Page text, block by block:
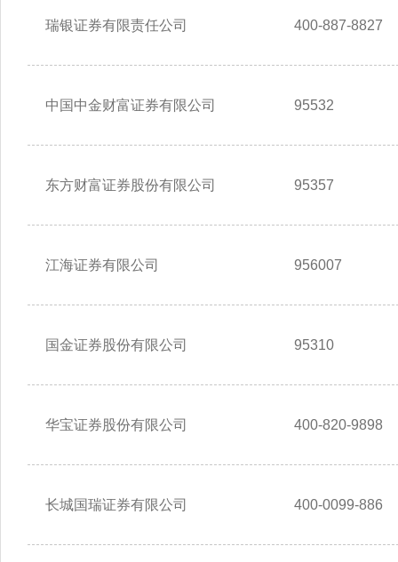
瑞银证券有限责任公司 400-887-8827
中国中金财富证券有限公司 95532
东方财富证券股份有限公司 95357
江海证券有限公司 956007
国金证券股份有限公司 95310
华宝证券股份有限公司 400-820-9898
长城国瑞证券有限公司 400-0099-886